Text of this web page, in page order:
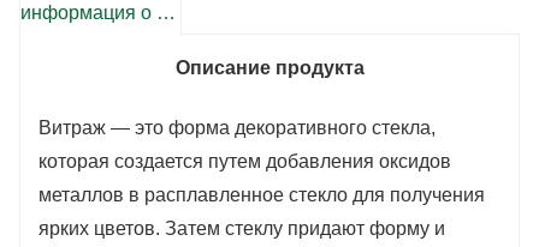
преломляя свет.
3. Параметры конфиденциальности.
Витражи могут обеспечить
конфиденциальность, но при этом
пропускают немного света. Он может иметь
информация о продукте
Описание продукта
Витраж — это форма декоративного стекла,
которая создается путем добавления оксидов
металлов в расплавленное стекло для получения
ярких цветов. Затем стеклу придают форму и